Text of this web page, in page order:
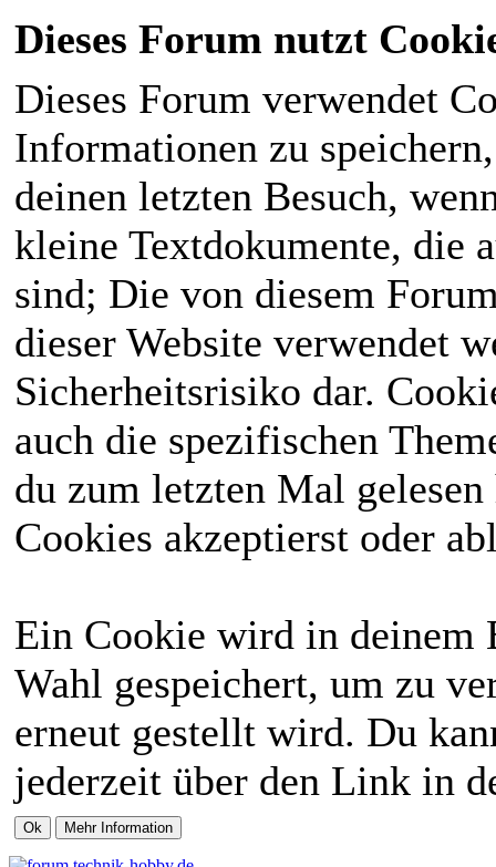
Dieses Forum nutzt
Dieses Forum verwendet
Informationen zu
deinen letzten Besuch,
kleine Textdokumente, die
sind; Die von diesem
dieser Website verwendet
Sicherheitsrisiko dar.
auch die spezifischen
du zum letzten Mal
Cookies akzeptierst oder
Ein Cookie wird in deinem
Wahl gespeichert, um zu
erneut gestellt wird. Du
jederzeit über den Link in